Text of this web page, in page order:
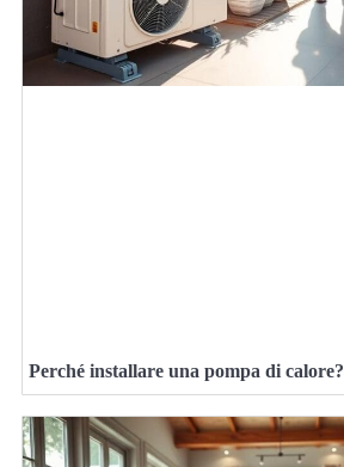
Perché installare una pompa di calore?